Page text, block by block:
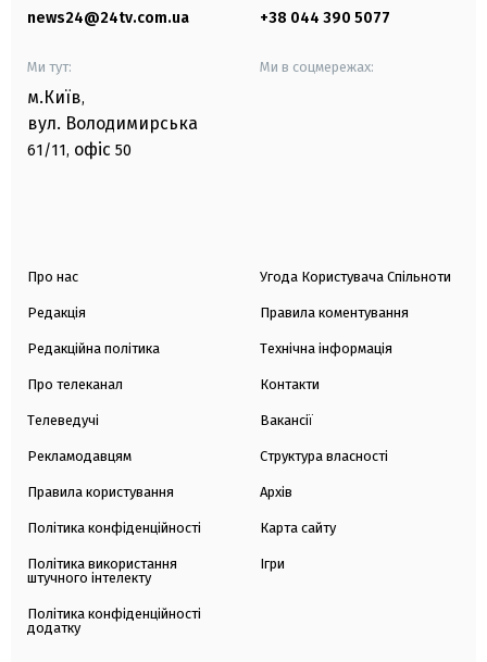
news24@24tv.com.ua +38 044 390 5077
Ми тут:
м.Київ,
вул. Володимирська
61/11, офіс 50
Ми в соцмережах:
Про нас
Редакція
Редакційна політика
Про телеканал
Телеведучі
Рекламодавцям
Правила користування
Політика конфіденційності
Політика використання
штучного інтелекту
Політика конфіденційності
додатку
Угода Користувача Спільноти
Правила коментування
Технічна інформація
Контакти
Вакансії
Структура власності
Архів
Карта сайту
Ігри